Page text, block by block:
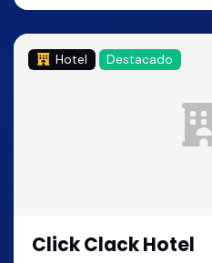
Hotel Destacado
Click Clack Hotel